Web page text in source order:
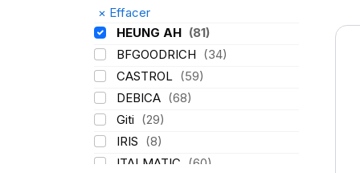
× Effacer
HEUNG AH (81)
BFGOODRICH (34)
CASTROL (59)
DEBICA (68)
Giti (29)
IRIS (8)
ITALMATIC (60)